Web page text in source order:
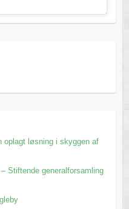
oplagt løsning i skyggen af
Stiftende generalforsamling